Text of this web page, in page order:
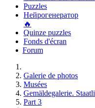
Puzzles
Нейрогенератор
🔥
Quinze puzzles
Fonds d'écran
Forum
Galerie de photos
Musées
Gemäldegalerie.
Part 3